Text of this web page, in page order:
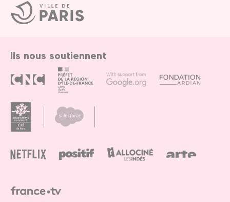
Ville
de
Paris
Ils nous soutiennent